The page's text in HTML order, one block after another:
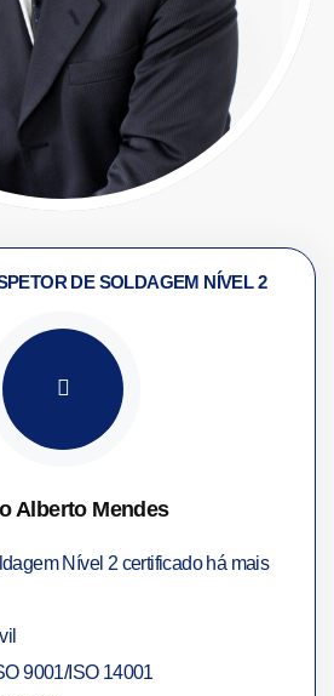
DE SOLDAGEM NÍVEL 2
Alberto Mendes
Nível 2 certificado há mais
9001/ISO 14001